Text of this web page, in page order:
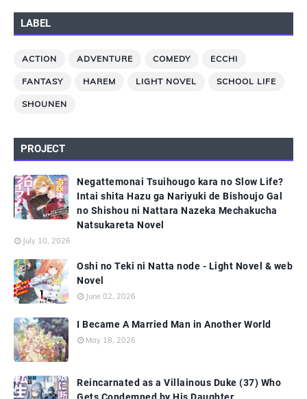
LABEL
ACTION ADVENTURE COMEDY ECCHI
FANTASY HAREM LIGHT NOVEL SCHOOL LIFE
SHOUNEN
PROJECT
Negattemonai Tsuihougo kara no Slow Life?
Intai shita Hazu ga Nariyuki de Bishoujo Gal
no Shishou ni Nattara Nazeka Mechakucha
Natsukareta Novel
July 10, 2026
Oshi no Teki ni Natta node - Light Novel & web
Novel
June 02, 2026
I Became A Married Man in Another World
May 18, 2026
Reincarnated as a Villainous Duke (37) Who